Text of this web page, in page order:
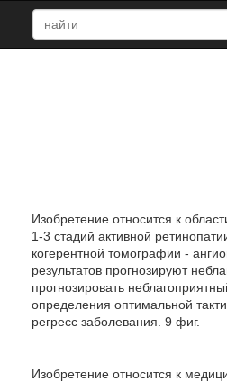
Изобретение относится к
1-3 стадий активной
когерентной томографии -
результатов прогнозируют
прогнозировать
определения оптимальной
регресс заболевания. 9 фиг.
Изобретение относится к